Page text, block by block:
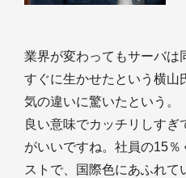
業界が変わってもサーバは
すぐに生かせたという横山
気の違いに驚いたという。
良い意味でカッチリしすぎ
がいいですね。社員の15
ストで、国際色にあふれて